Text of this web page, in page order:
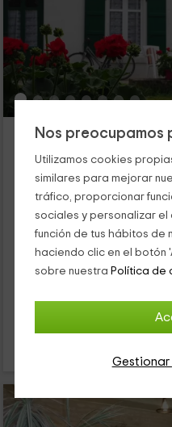
Nos preocupamos
Utilizamos cookies
similares para mejorar
tráfico, proporcionar
sociales y personalizar
función de tus hábitos de
haciendo clic en el botón
sobre nuestra Política de
Les Gîtes du Moulin
Alojamiento ubicado a
Saint Hilaire la Palud,
0 opiniones
Alquiler íntegro
17 personas
Cancelación 30 días antes